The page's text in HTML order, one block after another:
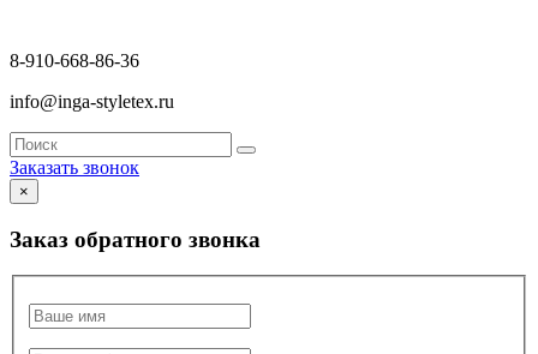
8-910-668-86-36
info@inga-styletex.ru
Заказать звонок
×
Заказ обратного звонка